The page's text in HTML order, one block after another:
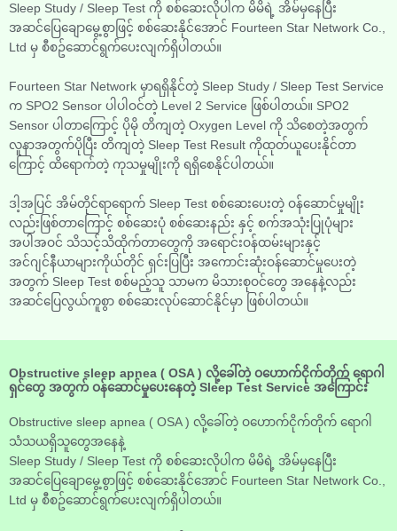
Sleep Study / Sleep Test ကို စစ်ဆေးလိုပါက မိမိရဲ့ အိမ်မှနေပြီး
အဆင်ပြေချောမွေ့စွာဖြင့် စစ်ဆေးနိုင်အောင် Fourteen Star Network Co.,
Ltd မှ စီစဥ်ဆောင်ရွက်ပေးလျက်ရှိပါတယ်။
Fourteen Star Network မှာရရှိနိုင်တဲ့ Sleep Study / Sleep Test Service
က SPO2 Sensor ပါပါဝင်တဲ့ Level 2 Service ဖြစ်ပါတယ်။ SPO2
Sensor ပါတာကြောင့် ပိုမို တိကျတဲ့ Oxygen Level ကို သိစေတဲ့အတွက်
လူနာအတွက်ပိုပြီး တိကျတဲ့ Sleep Test Result ကိုထုတ်ယူပေးနိုင်တာ
ကြောင့် ထိရောက်တဲ့ ကုသမှုမျိုးကို ရရှိစေနိုင်ပါတယ်။
ဒါ့အပြင် အိမ်တိုင်ရာရောက် Sleep Test စစ်ဆေးပေးတဲ့ ဝန်ဆောင်မှုမျိုး
လည်းဖြစ်တာကြောင့် စစ်ဆေးပုံ စစ်ဆေးနည်း နှင့် စက်အသုံးပြုပုံများ
အပါအဝင် သိသင့်သိထိုက်တာတွေကို အရောင်းဝန်ထမ်းများနှင့်
အင်ဂျင်နီယာများကိုယ်တိုင် ရှင်းပြပြီး အကောင်းဆုံးဝန်ဆောင်မှုပေးတဲ့
အတွက် Sleep Test စစ်မည့်သူ သာမက မိသားစုဝင်တွေ အနေနဲ့လည်း
အဆင်ပြေလွယ်ကူစွာ စစ်ဆေးလုပ်ဆောင်နိုင်မှာ ဖြစ်ပါတယ်။
Obstructive sleep apnea ( OSA ) လို့ခေါ်တဲ့ ဝဟောက်ငိုက်တိုက် ရောဂါ
ရှင်တွေ အတွက် ဝန်ဆောင်မှုပေးနေတဲ့ Sleep Test Service အကြောင်း
Obstructive sleep apnea ( OSA ) လို့ခေါ်တဲ့ ဝဟောက်ငိုက်တိုက် ရောဂါ
သံသယရှိသူတွေအနေနဲ့
Sleep Study / Sleep Test ကို စစ်ဆေးလိုပါက မိမိရဲ့ အိမ်မှနေပြီး
အဆင်ပြေချောမွေ့စွာဖြင့် စစ်ဆေးနိုင်အောင် Fourteen Star Network Co.,
Ltd မှ စီစဥ်ဆောင်ရွက်ပေးလျက်ရှိပါတယ်။